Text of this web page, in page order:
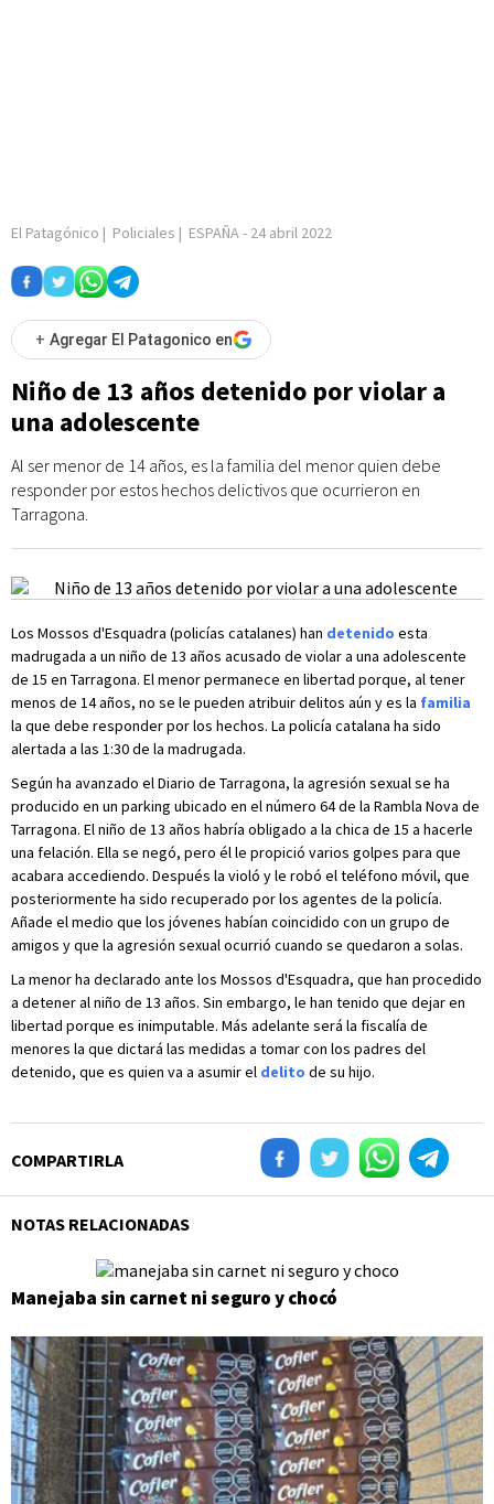
El Patagónico | Policiales | ESPAÑA- 24 abril 2022
+ Agregar El Patagonico en
Niño de 13 años detenido por violar a
una adolescente
Al ser menor de 14 años, es la familia del menor quien debe
responder por estos hechos delictivos que ocurrieron en
Tarragona.
Los Mossos d'Esquadra (policías catalanes) han detenido esta
madrugada a un niño de 13 años acusado de violar a una adolescente
de 15 en Tarragona. El menor permanece en libertad porque, al tener
menos de 14 años, no se le pueden atribuir delitos aún y es la familia
la que debe responder por los hechos. La policía catalana ha sido
alertada a las 1:30 de la madrugada.
Según ha avanzado el Diario de Tarragona, la agresión sexual se ha
producido en un parking ubicado en el número 64 de la Rambla Nova de
Tarragona. El niño de 13 años habría obligado a la chica de 15 a hacerle
una felación. Ella se negó, pero él le propició varios golpes para que
acabara accediendo. Después la violó y le robó el teléfono móvil, que
posteriormente ha sido recuperado por los agentes de la policía.
Añade el medio que los jóvenes habían coincidido con un grupo de
amigos y que la agresión sexual ocurrió cuando se quedaron a solas.
La menor ha declarado ante los Mossos d'Esquadra, que han procedido
a detener al niño de 13 años. Sin embargo, le han tenido que dejar en
libertad porque es inimputable. Más adelante será la fiscalía de
menores la que dictará las medidas a tomar con los padres del
detenido, que es quien va a asumir el delito de su hijo.
COMPARTIRLA
NOTAS RELACIONADAS
Manejaba sin carnet ni seguro y chocó